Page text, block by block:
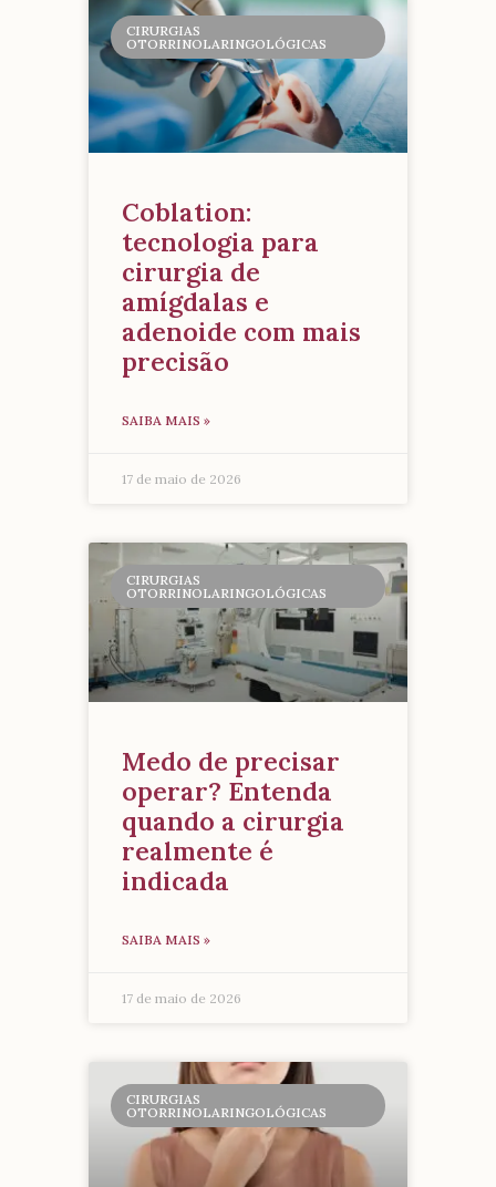
CIRURGIAS
OTORRINOLARINGOLÓGICAS
Coblation:
tecnologia para
cirurgia de
amígdalas e
adenoide com mais
precisão
SAIBA MAIS »
17 de maio de 2026
CIRURGIAS
OTORRINOLARINGOLÓGICAS
Medo de precisar
operar? Entenda
quando a cirurgia
realmente é
indicada
SAIBA MAIS »
17 de maio de 2026
CIRURGIAS
OTORRINOLARINGOLÓGICAS